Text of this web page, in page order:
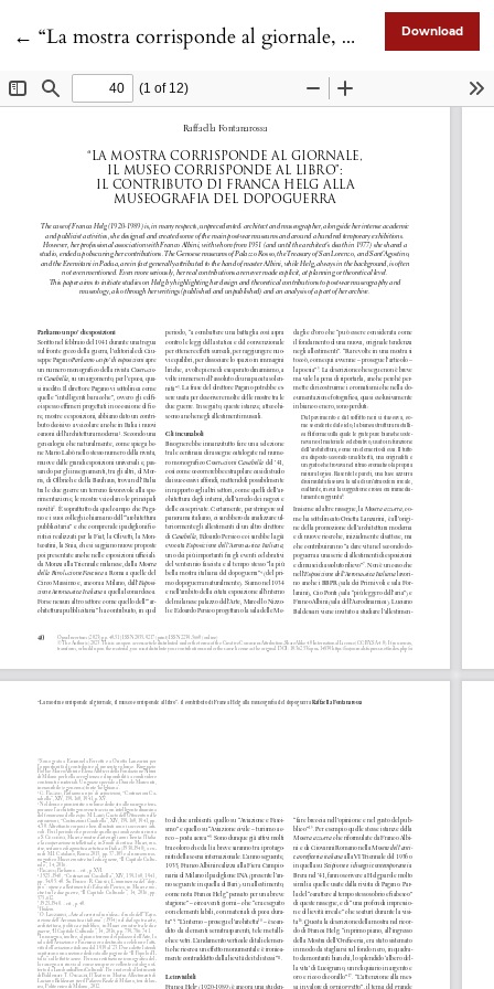
← Return to Article Details
“La mostra corrisponde al giornale, il museo corrisponde al libro”: il contributo di Franca Helg alla museografia del dopoguerra Download